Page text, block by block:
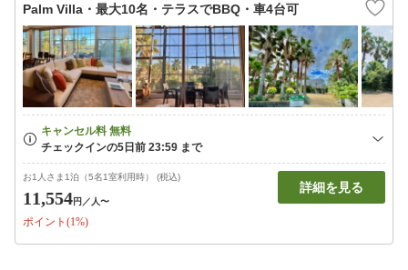
Palm Villa・最大10名・テラスでBBQ・車4台可
お1人さま1泊（5名1室利用時） (税込)
11,554円 ／人〜
ポイント(1%)
詳細を見る